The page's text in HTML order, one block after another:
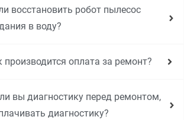
восстановить робот пылесос
в воду?
производится оплата за ремонт?
вы диагностику перед ремонтом,
диагностику?